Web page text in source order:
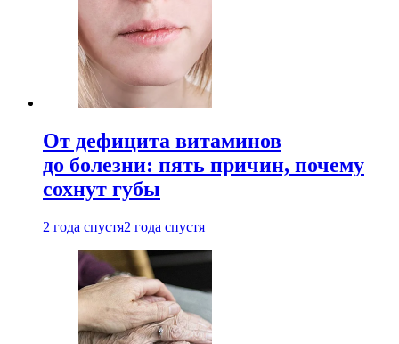
От дефицита витаминов
до болезни: пять причин, почему
сохнут губы
2 года спустя2 года спустя